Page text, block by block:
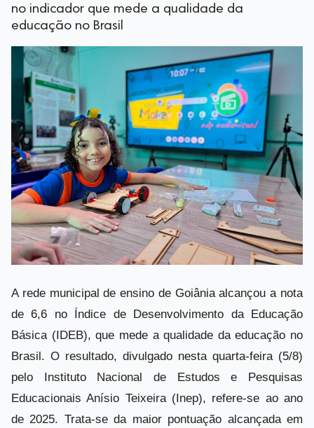
no indicador que mede a qualidade da
educação no Brasil
A rede municipal de ensino de Goiânia alcançou a nota
de 6,6 no Índice de Desenvolvimento da Educação
Básica (IDEB), que mede a qualidade da educação no
Brasil. O resultado, divulgado nesta quarta-feira (5/8)
pelo Instituto Nacional de Estudos e Pesquisas
Educacionais Anísio Teixeira (Inep), refere-se ao ano
de 2025. Trata-se da maior pontuação alcançada em